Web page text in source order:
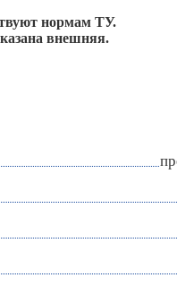
нормам ТУ.
внешняя.